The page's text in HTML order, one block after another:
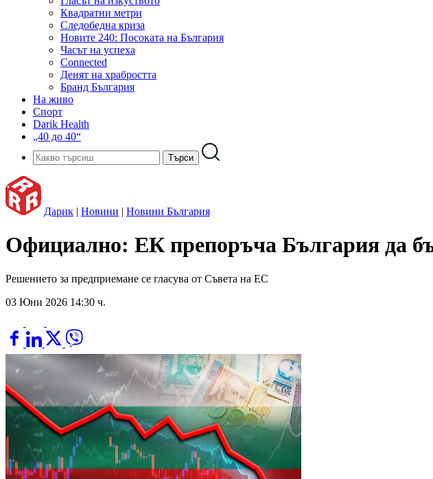
Квадратни метри
Следобедна криза
Новите 240: Посоката на България
Часът на успеха
Connected
Денят на храбростта
Бранд България
На живо
Спорт
Darik Health
„40 до 40“
Дарик | Новини | Новини България
Официално: ЕК препоръча България да
Решението за предприемане се гласува от Съвета на ЕС
03 Юни 2026 14:30 ч.